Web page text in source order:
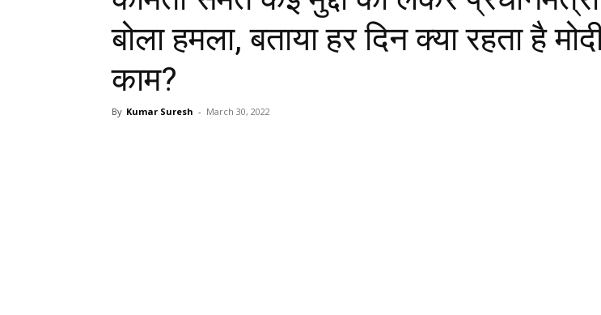
बोला हमला, बताया हर दिन क्या रहता है
काम?
By Kumar Suresh - March 30, 2022